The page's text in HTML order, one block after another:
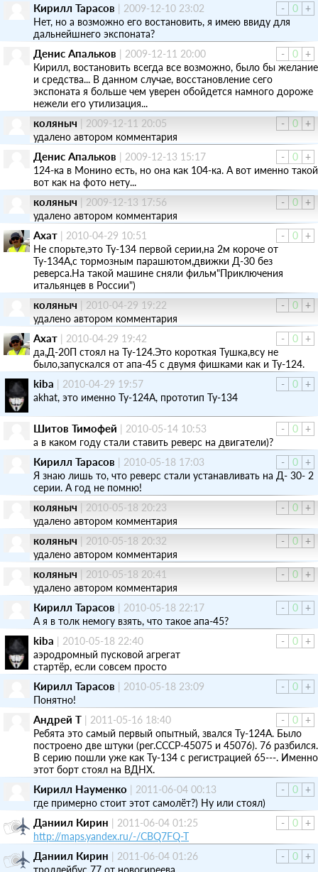
-
0 +
Кирилл Тарасов | 2009-12-10 23:02
Нет, но а возможно его востановить, я имею ввиду для
дальнейшнего экспоната?
-
0 +
Денис Апальков | 2009-12-11 20:00
Кирилл, востановить всегда все возможно, было бы желание
и средства... В данном случае, восстановление сего
экспоната я больше чем уверен обойдется намного дороже
нежели его утилизация...
-
0 +
коляныч
2009-12-11 20:05
удалено автором комментария
-
0 +
Денис Апальков | 2009-12-13 15:17
124-ка в Монино есть, но она как 104-ка. А вот именно такой
вот как на фото нету...
-
0 +
коляныч
2009-12-13 17:56
удалено автором комментария
-
0 +
Ахат | 2010-04-29 10:51
Не спорьте,это Ту-134 первой серии,на 2м короче от
Ту-134А,с тормозным парашютом,движки Д-30 без
реверса.На такой машине сняли фильм"Приключения
итальянцев в России")
-
0 +
коляныч
2010-04-29 19:22
удалено автором комментария
-
0 +
Ахат | 2010-04-29 19:42
да,Д-20П стоял на Ту-124.Это короткая Тушка,всу не
было,запускался от апа-45 с двумя фишками как и Ту-124.
-
0 +
kiba | 2010-04-29 19:57
akhat, это именно Ту-124А, прототип Ту-134
- 0 +
Шитов Тимофей | 2010-05-14 10:53
а в каком году стали ставить реверс на двигатели)?
-
0 +
Кирилл Тарасов | 2010-05-18 17:03
Я знаю лишь то, что реверс стали устанавливать на Д- 30- 2
серии. А год не помню!
-
0 +
коляныч
2010-05-18 20:23
удалено автором комментария
-
0 +
коляныч
2010-05-18 20:32
удалено автором комментария
-
0 +
коляныч
2010-05-18 20:41
удалено автором комментария
-
0 +
Кирилл Тарасов | 2010-05-18 22:17
А я в толк немогу взять, что такое апа-45?
-
0 +
kiba | 2010-05-18 22:40
аэродромный пусковой агрегат
стартёр, если совсем просто
-
0 +
Кирилл Тарасов | 2010-05-18 23:09
Понятно!
-
0 +
Андрей Т | 2011-05-16 18:40
Ребята это самый первый опытный, звался Ту-124А. Было
построено две штуки (рег.СССР-45075 и 45076). 76 разбился.
В серию пошли уже как Ту-134 с регистрацией 65---. Именно
этот борт стоял на ВДНХ.
-
0 +
Кирилл Науменко | 2011-06-04 00:13
где примерно стоит этот самолёт?) Ну или стоял)
-
0 +
Даниил Кирин | 2011-06-04 01:25
http://maps.yandex.ru/-/CBQ7FQ-T
-
0 +
Даниил Кирин | 2011-06-04 01:26
троллейбус 77 от новогиреева